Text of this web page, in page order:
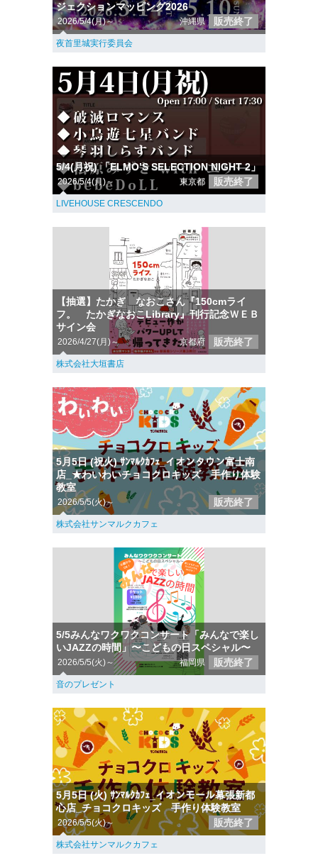
ジェクションマッピング2026
2026/5/4(月)～ 沖縄県 販売終了
夜首里城実行委員会
5/4(月祝) 「ELMO’S SELECTION NIGHT 2」
2026/5/4(月)～ 東京都 販売終了
LIVEHOUSE CRESCENDO
【抽選】たかぎ なおこさん『150cmライ
フ。 たかぎなおこLibrary』刊行記念ＷＥＢ
サイン会
2026/4/27(月)～ 京都府 販売終了
株式会社大垣書店
5月5日 (祝火) ｻﾝﾏﾙｸｶﾌｪ_イオンタウン富士南
店_★わいわいチョコクロキッズ 手作り体験
教室
2026/5/5(火)～ 販売終了
株式会社サンマルクカフェ
5/5みんなワクワクコンサート「みんなで楽し
いJAZZの時間」〜こどもの日スペシャル〜
2026/5/5(火)～ 福岡県 販売終了
音のプレゼント
5月5日 (火) ｻﾝﾏﾙｸｶﾌｪ_イオンモール幕張新都
心店_チョコクロキッズ 手作り体験教室
2026/5/5(火)～ 販売終了
株式会社サンマルクカフェ